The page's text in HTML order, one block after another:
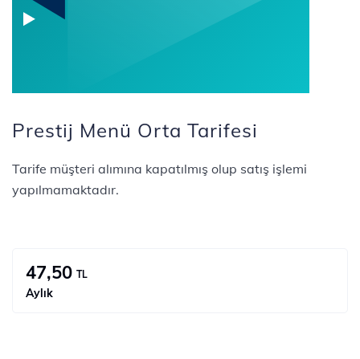
Prestij Menü Orta Tarifesi
Tarife müşteri alımına kapatılmış olup satış işlemi
yapılmamaktadır.
47,50 TL
Aylık